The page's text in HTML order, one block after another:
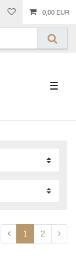
0,00 EUR
☰
1 2